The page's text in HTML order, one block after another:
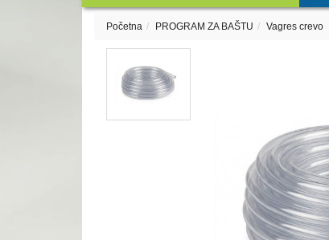
Početna PROGRAM ZA BAŠTU Vagres crevo